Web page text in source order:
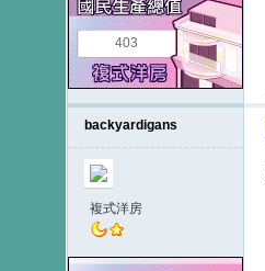
403
backyardigans
複式洋房